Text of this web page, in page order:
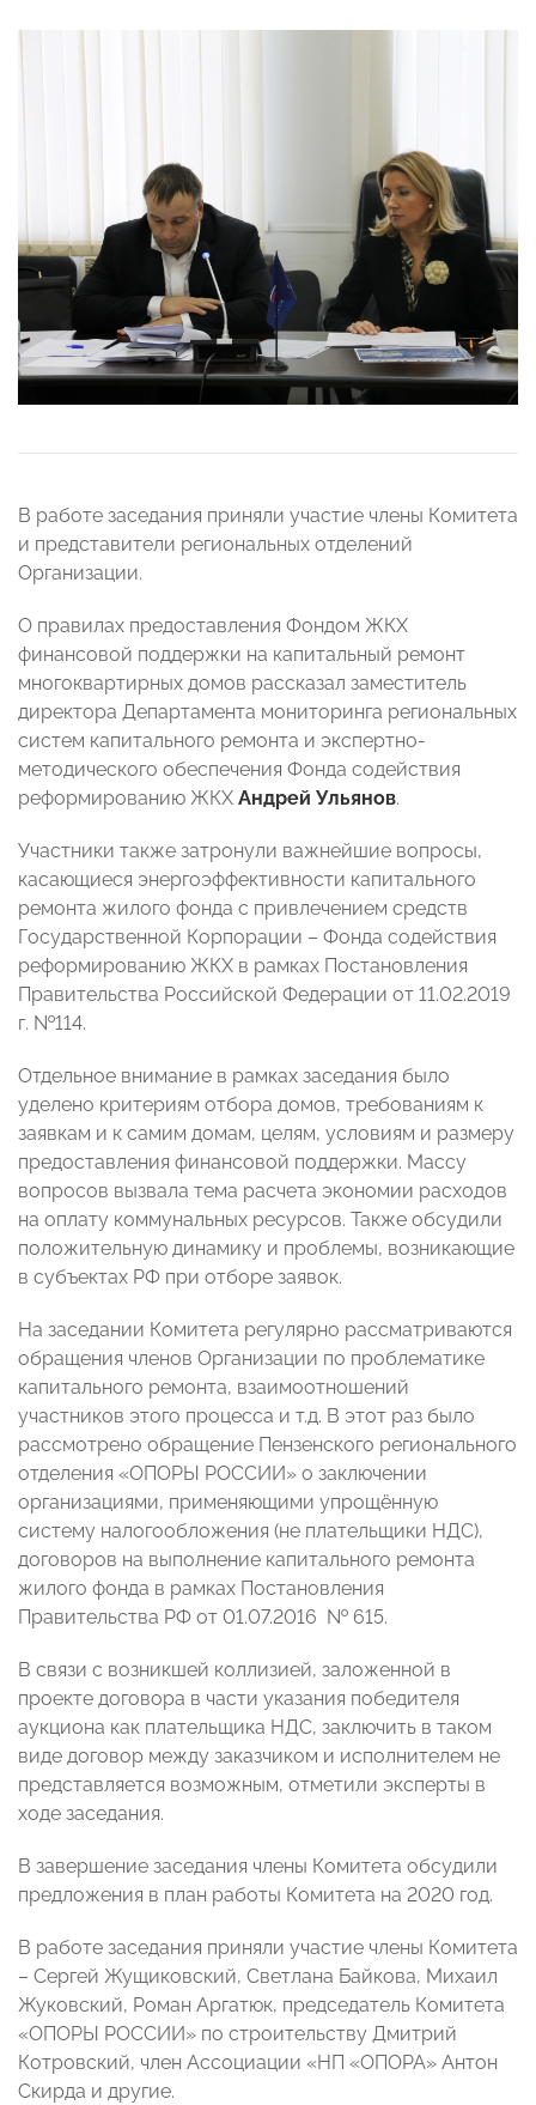
В работе заседания приняли участие члены Комитета
и представители региональных отделений
Организации.
О правилах предоставления Фондом ЖКХ
финансовой поддержки на капитальный ремонт
многоквартирных домов рассказал заместитель
директора Департамента мониторинга региональных
систем капитального ремонта и экспертно-
методического обеспечения Фонда содействия
реформированию ЖКХ Андрей Ульянов.
Участники также затронули важнейшие вопросы,
касающиеся энергоэффективности капитального
ремонта жилого фонда с привлечением средств
Государственной Корпорации – Фонда содействия
реформированию ЖКХ в рамках Постановления
Правительства Российской Федерации от 11.02.2019
г. №114.
Отдельное внимание в рамках заседания было
уделено критериям отбора домов, требованиям к
заявкам и к самим домам, целям, условиям и размеру
предоставления финансовой поддержки. Массу
вопросов вызвала тема расчета экономии расходов
на оплату коммунальных ресурсов. Также обсудили
положительную динамику и проблемы, возникающие
в субъектах РФ при отборе заявок.
На заседании Комитета регулярно рассматриваются
обращения членов Организации по проблематике
капитального ремонта, взаимоотношений
участников этого процесса и т.д. В этот раз было
рассмотрено обращение Пензенского регионального
отделения «ОПОРЫ РОССИИ» о заключении
организациями, применяющими упрощённую
систему налогообложения (не плательщики НДС),
договоров на выполнение капитального ремонта
жилого фонда в рамках Постановления
Правительства РФ от 01.07.2016 № 615.
В связи с возникшей коллизией, заложенной в
проекте договора в части указания победителя
аукциона как плательщика НДС, заключить в таком
виде договор между заказчиком и исполнителем не
представляется возможным, отметили эксперты в
ходе заседания.
В завершение заседания члены Комитета обсудили
предложения в план работы Комитета на 2020 год.
В работе заседания приняли участие члены Комитета
– Сергей Жущиковский, Светлана Байкова, Михаил
Жуковский, Роман Аргатюк, председатель Комитета
«ОПОРЫ РОССИИ» по строительству Дмитрий
Котровский, член Ассоциации «НП «ОПОРА» Антон
Скирда и другие.